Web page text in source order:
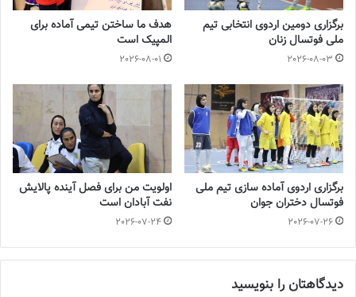
💻منبع:پایگاه خبری2020 📸عکس:فاطمه شمس
◾️با فوتبالز همراه شوید◾️فوتبالز را در اینستاگرام دنبال کنید
◾️
footballs.women@
برچسب ها فوتسال زنان
برگزاری دومین اردوی انتخابی تیم
ملی فوتسال زنان
2026-08-03
هدف ما ساختن تیمی آماده برای
المپیک است
2026-08-01
برگزاری اردوی آماده سازی تیم ملی
فوتسال دختران جوان
2026-07-26
اولویت من برای فصل آینده پالایش
نفت آبادان است
2026-07-24
دیدگاهتان را بنویسید